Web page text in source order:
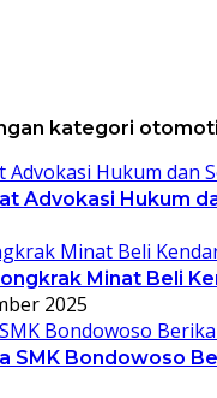
kategori
Advokasi Hukum
Minat Beli
2025
Bondowoso